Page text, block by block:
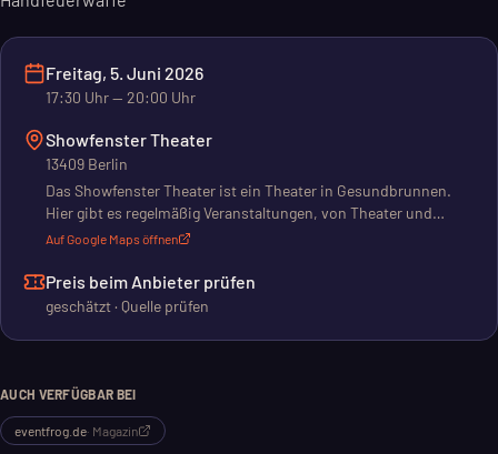
Freitag, 5. Juni 2026
17:30 Uhr— 20:00 Uhr
Showfenster Theater
13409 Berlin
Das Showfenster Theater ist ein Theater in Gesundbrunnen.
Hier gibt es regelmäßig Veranstaltungen, von Theater und
Comedy bis zu Musik und Lesungen. Auch Community-Events
läuft vor allem am Wochenende, Donnerstag bis
Samstagabend. Aber auch nachmittags finden Events statt. Es
und die freundlichen Betreiber bekannt ist. Du kannst hier
Auf Google Maps öffnen
Preis beim Anbieter prüfen
geschätzt · Quelle prüfen
AUCH VERFÜGBAR BEI
eventfrog.de· Magazin